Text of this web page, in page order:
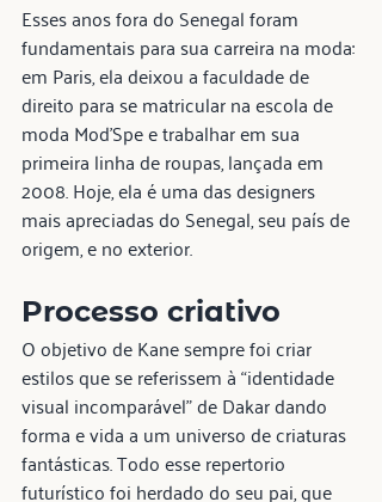
Esses anos fora do Senegal foram
fundamentais para sua carreira na moda:
em Paris, ela deixou a faculdade de
direito para se matricular na escola de
moda Mod'Spe e trabalhar em sua
primeira linha de roupas, lançada em
2008. Hoje, ela é uma das designers
mais apreciadas do Senegal, seu país de
origem, e no exterior.
Processo criativo
O objetivo de Kane sempre foi criar
estilos que se referissem à “identidade
visual incomparável” de Dakar dando
forma e vida a um universo de criaturas
fantásticas. Todo esse repertorio
futurístico foi herdado do seu pai, que